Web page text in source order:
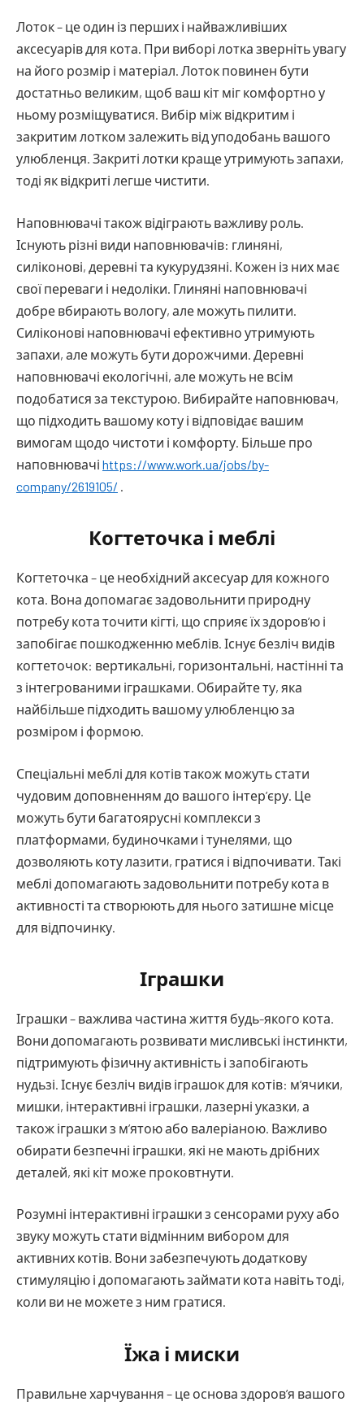
Лоток – це один із перших і найважливіших
аксесуарів для кота. При виборі лотка зверніть увагу
на його розмір і матеріал. Лоток повинен бути
достатньо великим, щоб ваш кіт міг комфортно у
ньому розміщуватися. Вибір між відкритим і
закритим лотком залежить від уподобань вашого
улюбленця. Закриті лотки краще утримують запахи,
тоді як відкриті легше чистити.
Наповнювачі також відіграють важливу роль.
Існують різні види наповнювачів: глиняні,
силіконові, деревні та кукурудзяні. Кожен із них має
свої переваги і недоліки. Глиняні наповнювачі
добре вбирають вологу, але можуть пилити.
Силіконові наповнювачі ефективно утримують
запахи, але можуть бути дорожчими. Деревні
наповнювачі екологічні, але можуть не всім
подобатися за текстурою. Вибирайте наповнювач,
що підходить вашому коту і відповідає вашим
вимогам щодо чистоти і комфорту. Більше про
наповнювачі https://www.work.ua/jobs/by-
company/2619105/ .
Когтеточка і меблі
Когтеточка – це необхідний аксесуар для кожного
кота. Вона допомагає задовольнити природну
потребу кота точити кігті, що сприяє їх здоров’ю і
запобігає пошкодженню меблів. Існує безліч видів
когтеточок: вертикальні, горизонтальні, настінні та
з інтегрованими іграшками. Обирайте ту, яка
найбільше підходить вашому улюбленцю за
розміром і формою.
Спеціальні меблі для котів також можуть стати
чудовим доповненням до вашого інтер’єру. Це
можуть бути багатоярусні комплекси з
платформами, будиночками і тунелями, що
дозволяють коту лазити, гратися і відпочивати. Такі
меблі допомагають задовольнити потребу кота в
активності та створюють для нього затишне місце
для відпочинку.
Іграшки
Іграшки – важлива частина життя будь-якого кота.
Вони допомагають розвивати мисливські інстинкти,
підтримують фізичну активність і запобігають
нудьзі. Існує безліч видів іграшок для котів: м’ячики,
мишки, інтерактивні іграшки, лазерні указки, а
також іграшки з м’ятою або валеріаною. Важливо
обирати безпечні іграшки, які не мають дрібних
деталей, які кіт може проковтнути.
Розумні інтерактивні іграшки з сенсорами руху або
звуку можуть стати відмінним вибором для
активних котів. Вони забезпечують додаткову
стимуляцію і допомагають займати кота навіть тоді,
коли ви не можете з ним гратися.
Їжа і миски
Правильне харчування – це основа здоров’я вашого